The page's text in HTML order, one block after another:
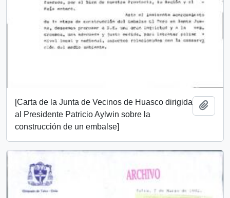
[Carta de la Junta de Vecinos de Huasco dirigida
al Presidente Patricio Aylwin sobre la
construcción de un embalse]